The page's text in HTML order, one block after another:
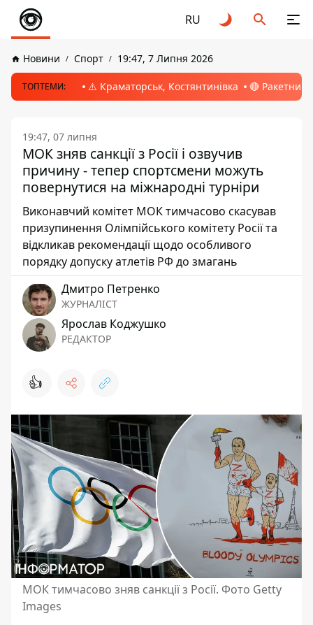
RU
Новини Спорт 19:47, 7 Липня 2026
ТОПТЕМИ: ⚠️ Краматорськ, Костянтинівка 🔴 Ракетний
19:47, 07 липня
МОК зняв санкції з Росії і озвучив
причину - тепер спортсмени можуть
повернутися на міжнародні турніри
Виконавчий комітет МОК тимчасово скасував
призупинення Олімпійського комітету Росії та
відкликав рекомендації щодо особливого
порядку допуску атлетів РФ до змагань
Дмитро Петренко
ЖУРНАЛІСТ
Ярослав Коджушко
РЕДАКТОР
👍
МОК тимчасово зняв санкції з Росії. Фото Getty
Images